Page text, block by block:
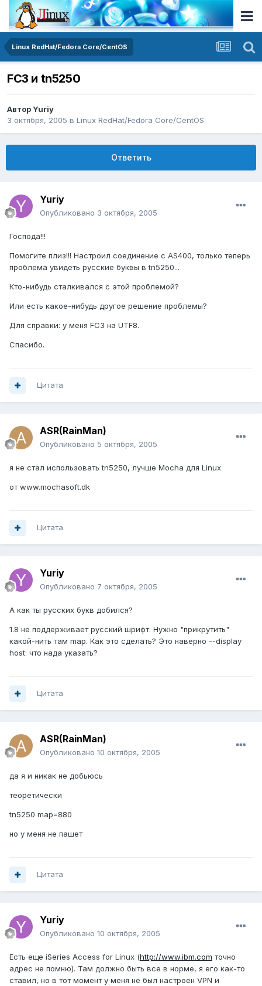
Linux RedHat/Fedora Core/CentOS
FC3 и tn5250
АвторYuriy
3 октября, 2005 в Linux RedHat/Fedora Core/CentOS
Ответить
Yuriy
Опубликовано 3 октября, 2005
Господа!!!
Помогите плиз!!! Настроил соединение с AS400, только теперь
проблема увидеть русские буквы в tn5250...
Кто-нибудь сталкивался с этой проблемой?
Или есть какое-нибудь другое решение проблемы?
Для справки: у меня FC3 на UTF8.
Спасибо.
Цитата
ASR(RainMan)
Опубликовано 5 октября, 2005
я не стал использовать tn5250, лучше Mocha для Linux
от www.mochasoft.dk
Цитата
Yuriy
Опубликовано 7 октября, 2005
А как ты русских букв добился?
1.8 не поддерживает русский шрифт. Нужно "прикрутить"
какой-нить там map. Как это сделать? Это наверно --display
host: что нада указать?
Цитата
ASR(RainMan)
Опубликовано 10 октября, 2005
да я и никак не добьюсь
теоретически
tn5250 map=880
но у меня не пашет
Цитата
Yuriy
Опубликовано 10 октября, 2005
Есть еще iSeries Access for Linux (http://www.ibm.com точно
адрес не помню). Там должно быть все в норме, я его как-то
ставил, но в тот момент у меня не был настроен VPN и